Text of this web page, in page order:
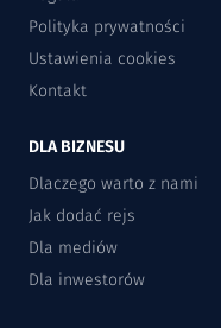
Polityka prywatności
Ustawienia cookies
Kontakt
DLA BIZNESU
Dlaczego warto z nami
Jak dodać rejs
Dla mediów
Dla inwestorów